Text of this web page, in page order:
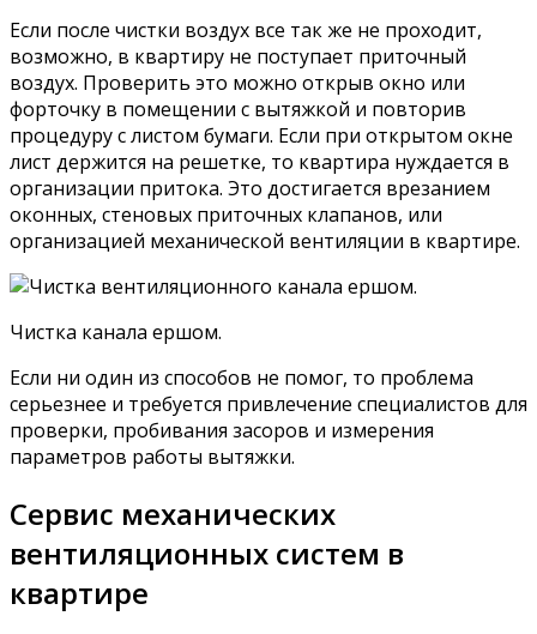
Если после чистки воздух все так же не проходит,
возможно, в квартиру не поступает приточный
воздух. Проверить это можно открыв окно или
форточку в помещении с вытяжкой и повторив
процедуру с листом бумаги. Если при открытом окне
лист держится на решетке, то квартира нуждается в
организации притока. Это достигается врезанием
оконных, стеновых приточных клапанов, или
организацией механической вентиляции в квартире.
Чистка канала ершом.
Если ни один из способов не помог, то проблема
серьезнее и требуется привлечение специалистов для
проверки, пробивания засоров и измерения
параметров работы вытяжки.
Сервис механических
вентиляционных систем в
квартире